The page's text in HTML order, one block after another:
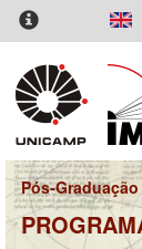
Pular
para
conteúdo
principal
Pós-Graduação